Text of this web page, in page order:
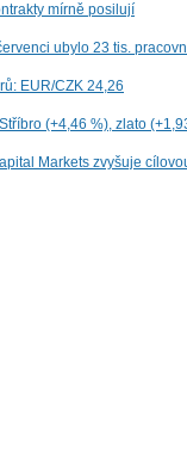
mírně posilují
ubylo 23 tis.
EUR/CZK 24,26
(+4,46 %), zlato
Markets zvyšuje